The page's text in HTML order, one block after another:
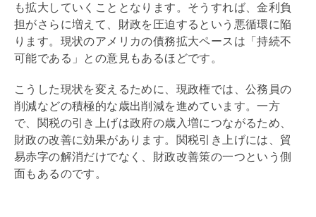
も拡大していくこととなります。そうすれば、金利負
担がさらに増えて、財政を圧迫するという悪循環に陥
ります。現状のアメリカの債務拡大ペースは「持続不
可能である」との意見もあるほどです。
こうした現状を変えるために、現政権では、公務員の
削減などの積極的な歳出削減を進めています。一方
で、関税の引き上げは政府の歳入増につながるため、
財政の改善に効果があります。関税引き上げには、貿
易赤字の解消だけでなく、財政改善策の一つという側
面もあるのです。